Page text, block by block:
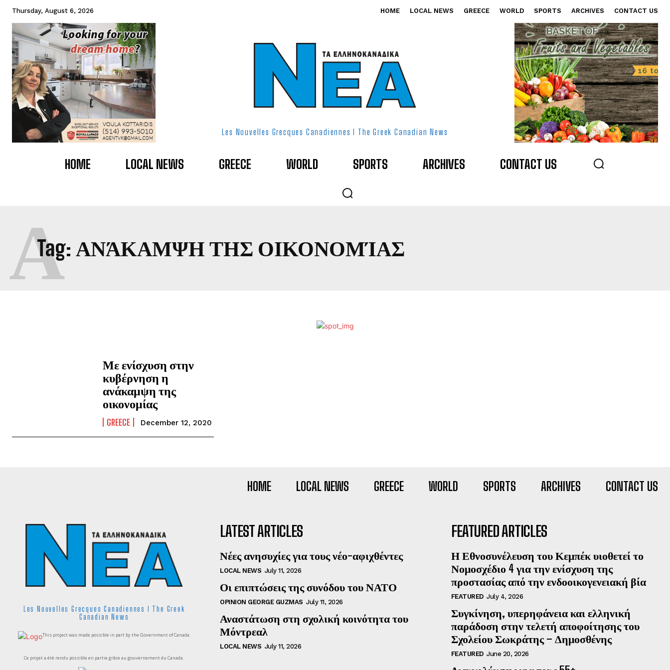
Thursday, August 6, 2026 HOME LOCAL NEWS GREECE WORLD SPORTS ARCHIVES CONTACT US
Les Nouvelles Grecques Canadiennes I The Greek Canadian News
HOME LOCAL NEWS GREECE WORLD SPORTS ARCHIVES CONTACT US
Tag: ΑΝΆΚΑΜΨΗ ΤΗΣ ΟΙΚΟΝΟΜΊΑΣ
Α
Με ενίσχυση στην
κυβέρνηση η
ανάκαμψη της
οικονομίας
GREECE December 12, 2020
HOME LOCAL NEWS GREECE WORLD SPORTS ARCHIVES CONTACT US
Les Nouvelles Grecques Canadiennes I The Greek
Canadian News
This project was made possible in part by the Government of Canada.
Ce projet a été rendu possible en partie grâce au gouvernement du Canada.
LATEST ARTICLES
Νέες ανησυχίες για τους νέο-αφιχθέντες
LOCAL NEWS July 11, 2026
Οι επιπτώσεις της συνόδου του ΝΑΤΟ
OPINION GEORGE GUZMAS July 11, 2026
Αναστάτωση στη σχολική κοινότητα του
Μόντρεαλ
LOCAL NEWS July 11, 2026
FEATURED ARTICLES
Η Εθνοσυνέλευση του Κεμπέκ υιοθετεί το
Νομοσχέδιο 4 για την ενίσχυση της
προστασίας από την ενδοοικογενειακή βία
FEATURED July 4, 2026
Συγκίνηση, υπερηφάνεια και ελληνική
παράδοση στην τελετή αποφοίτησης του
Σχολείου Σωκράτης – Δημοσθένης
FEATURED June 20, 2026